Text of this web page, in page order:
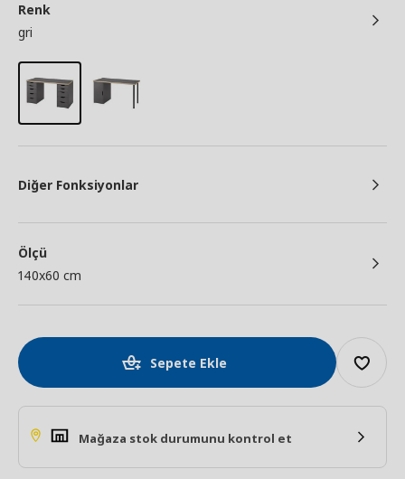
Renk
gri
Diğer Fonksiyonlar
Ölçü
140x60 cm
Sepete Ekle
Mağaza stok durumunu kontrol et